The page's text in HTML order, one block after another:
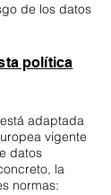
de los datos
política
adaptada
vigente
datos
la
normas: